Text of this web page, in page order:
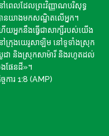
ពេលដែលព្រះវិញ្ញាណបរិសុទ្ធ
នយាងមកសណ្ឋិតលើអ្នក។
យ​អ្នក​នឹង​ធ្វើ​ជា​សាក្សី​របស់​យើង​
ក្រុង​យេរូសាឡិម នៅ​ទូទាំង​ស្រុក​
ា និង​ស្រុក​សាម៉ារី និង​រហូត​ដល់​
ផែនដី»។
ចការ 1:8 (AMP)